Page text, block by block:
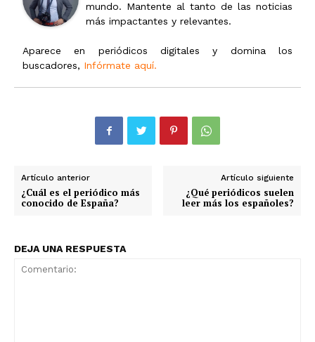
mundo. Mantente al tanto de las noticias
más impactantes y relevantes.
Aparece en periódicos digitales y domina los
buscadores, Infórmate aquí.
Artículo anterior
¿Cuál es el periódico más
conocido de España?
Artículo siguiente
¿Qué periódicos suelen
leer más los españoles?
DEJA UNA RESPUESTA